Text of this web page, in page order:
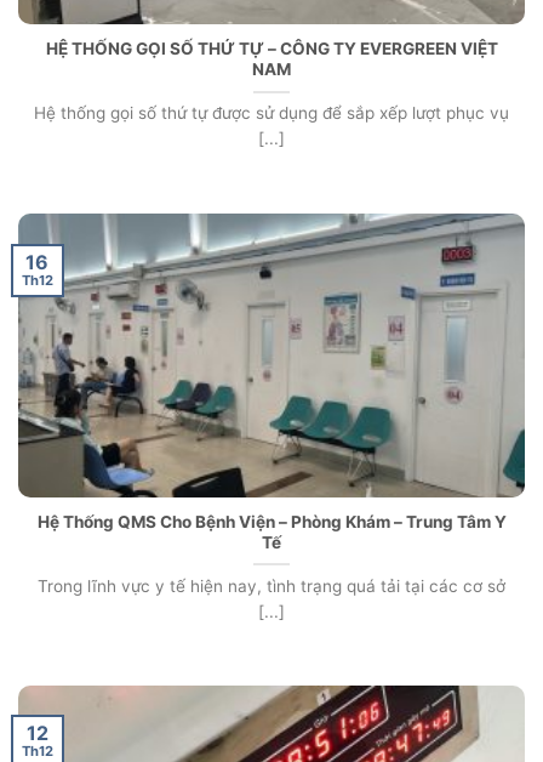
HỆ THỐNG GỌI SỐ THỨ TỰ – CÔNG TY EVERGREEN VIỆT
NAM
Hệ thống gọi số thứ tự được sử dụng để sắp xếp lượt phục vụ
[...]
Hệ Thống QMS Cho Bệnh Viện – Phòng Khám – Trung Tâm Y
Tế
Trong lĩnh vực y tế hiện nay, tình trạng quá tải tại các cơ sở
[...]
16
Th12
12
Th12